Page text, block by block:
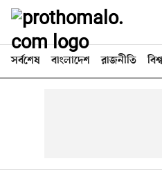
সর্বশেষ বাংলাদেশ রাজনীতি বিশ্ব